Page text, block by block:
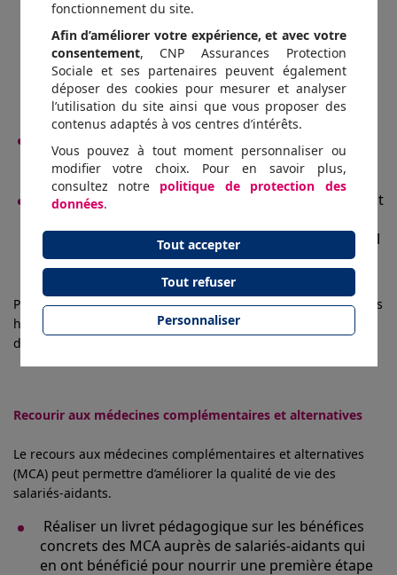
compétition sportive, capacité à créer une
communauté familiale ou amicale…), pour pointer
des capacités professionnelles qui créent de la
valeur, et aussi les outils de formation pour en
faciliter la transposition au travail.
faibles des soft skills et à leur prise en compte
dans le développement des compétences.
Mettre à jour un process privilégiant concrètement
en minimisant concrètement l’impact opérationnel
des hard skills.
Pilotées par Le Lab RH, catalyseur d’innovations en ressources
humaines, ces actions seront menées grâce à la mobilisation
d’experts RH et de chefs d’entreprises.
Recourir aux médecines complémentaires et alternatives
Le recours aux médecines complémentaires et alternatives
(MCA) peut permettre d’améliorer la qualité de vie des
salariés-aidants.
Réaliser un livret pédagogique sur les bénéfices
concrets des MCA auprès de salariés-aidants qui
en ont bénéficié pour nourrir une première étape
fonctionnement du site.
Afin d’améliorer votre expérience, et avec votre
consentement, CNP Assurances Protection
Sociale et ses partenaires peuvent également
déposer des cookies pour mesurer et analyser
l’utilisation du site ainsi que vous proposer des
contenus adaptés à vos centres d’intérêts.
Vous pouvez à tout moment personnaliser ou
modifier votre choix. Pour en savoir plus,
consultez notre politique de protection des
données.
Personnaliser
Tout refuser
Tout accepter